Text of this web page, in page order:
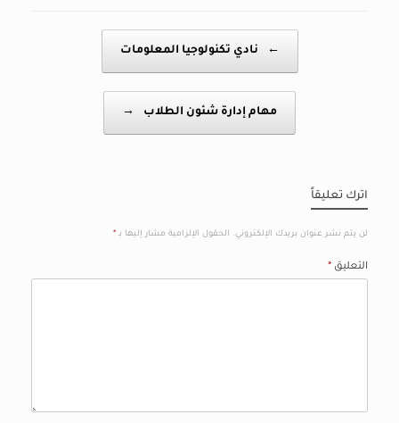
← نادي تكنولوجيا المعلومات
مهام إدارة شئون الطلاب →
اترك تعليقاً
لن يتم نشر عنوان بريدك الإلكتروني. الحقول الإلزامية مشار إليها بـ *
التعليق *